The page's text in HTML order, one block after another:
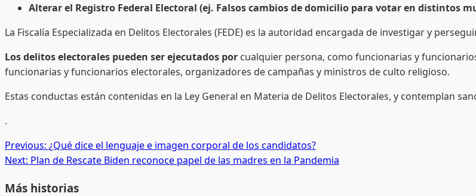
Alterar el Registro Federal Electoral (ej. Falsos cambios de domicilio para votar en distintos
La Fiscalía Especializada en Delitos Electorales (FEDE) es la autoridad encargada de investigar y
Los delitos electorales pueden ser ejecutados por cualquier persona, como funcionarias y
funcionarias y funcionarios electorales, organizadores de campañas y ministros de culto religioso.
Estas conductas están contenidas en la Ley General en Materia de Delitos Electorales, y contemplan
.
Post
navigation
Previous: ¿Qué dice el lenguaje e imagen corporal de los candidatos?
Next: Plan de Rescate Biden reconoce papel de las madres en la Pandemia
Más historias